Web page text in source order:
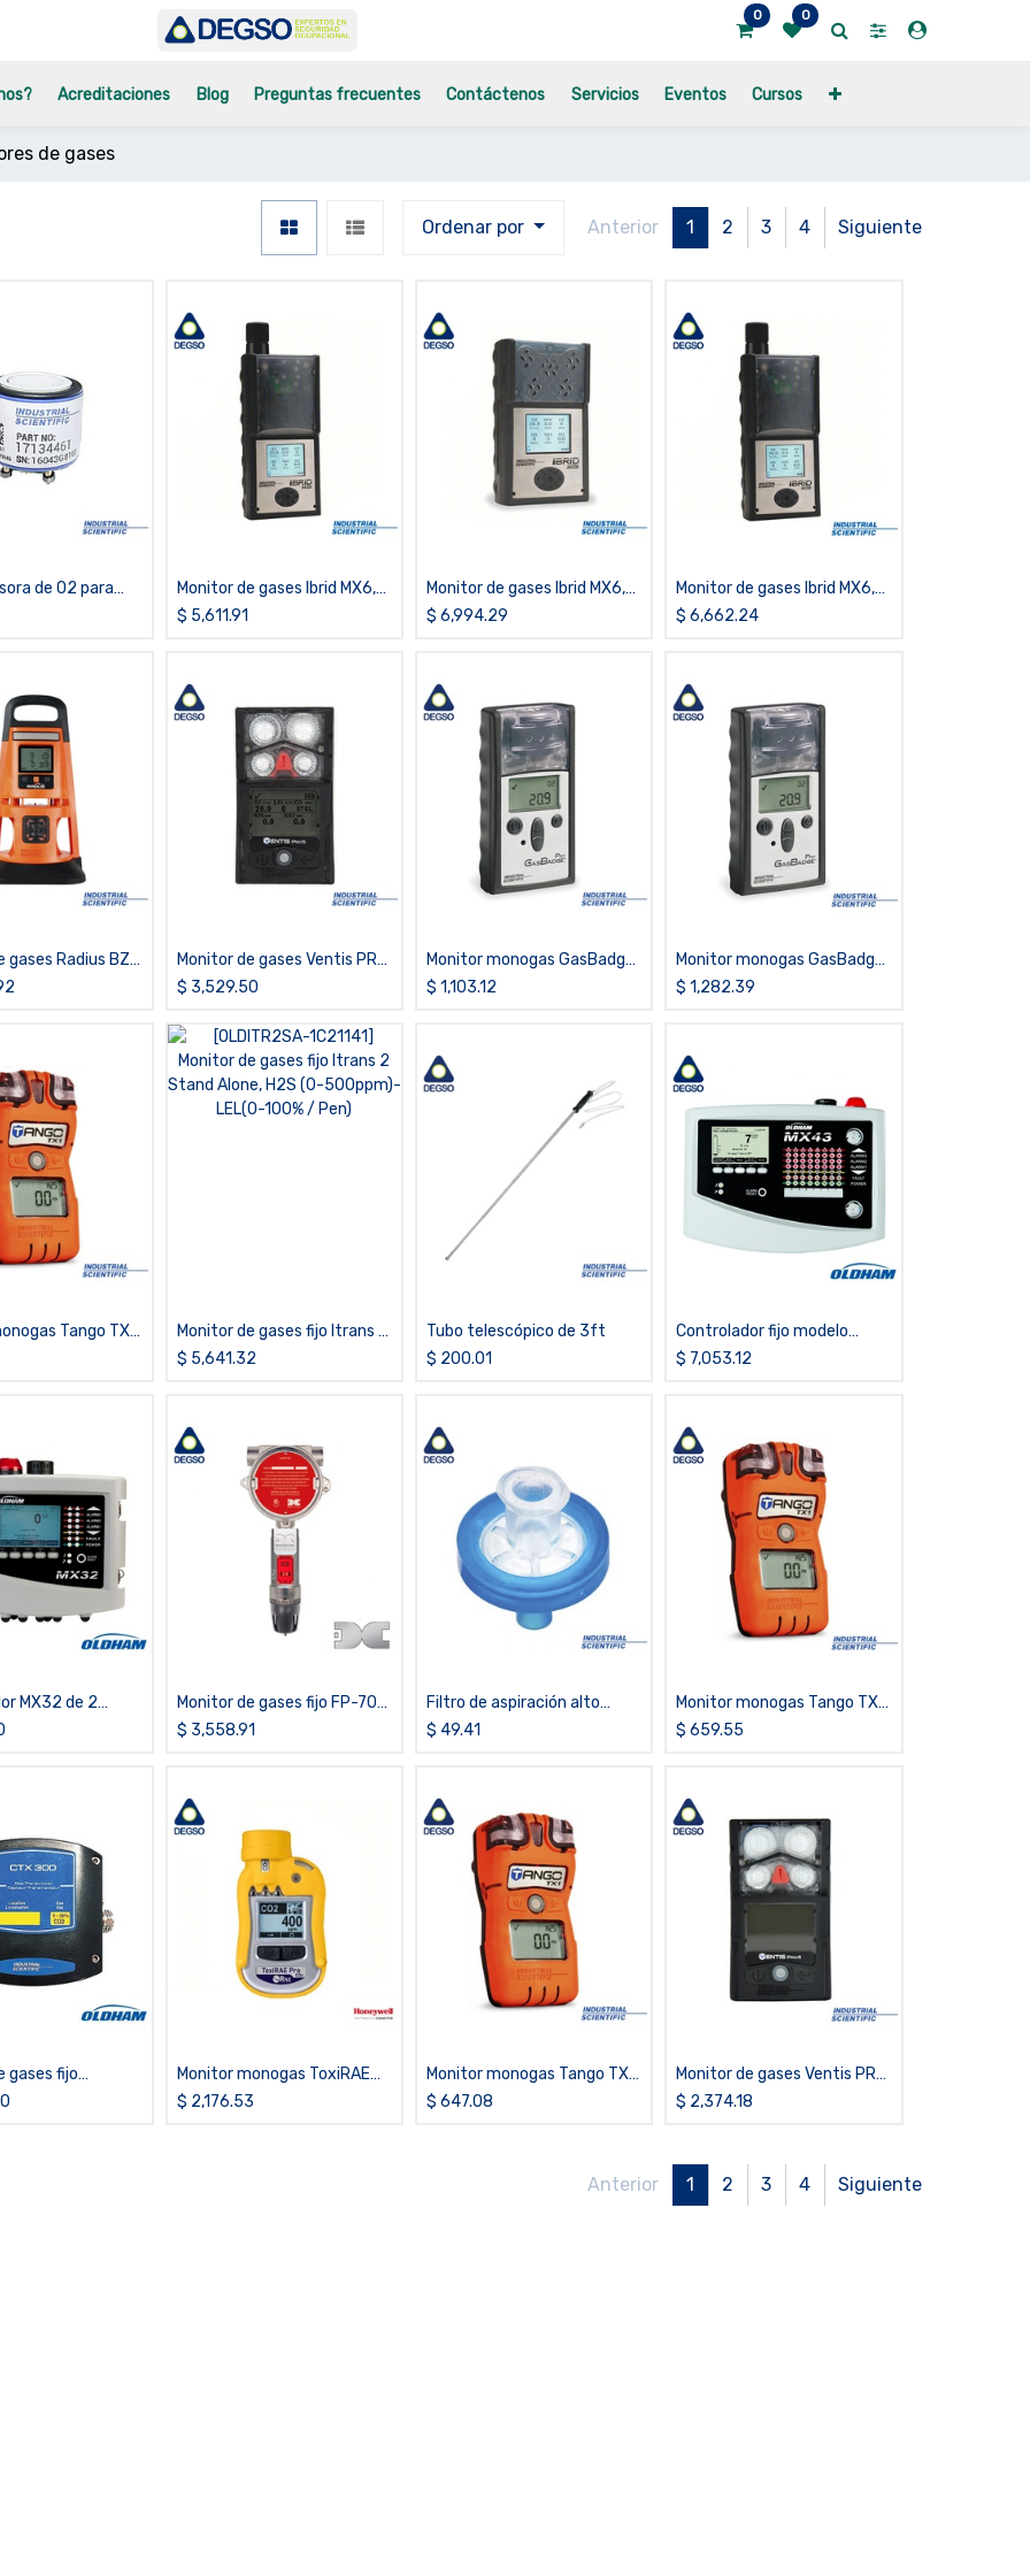
0 0
Acreditaciones Blog Preguntas frecuentes Contáctenos Servicios Eventos Cursos
de gases
Anterior 1 2 3 4 Siguiente
Ordenar por
de O2 para
Monitor de gases Ibrid MX6,
LEL y CO2, con bomba
$ 5,611.91
Monitor de gases Ibrid MX6,
LEL, COSH, SO2, O2, PID,
$ 6,994.29
Monitor de gases Ibrid MX6,
LEL,NH3,O2,PID, con bomba
$ 6,662.24
gases Radius BZ1,
difusión
Monitor de gases Ventis PRO
5, CO/H2S,LEL, O2 y Cl2,
$ 3,529.50
Monitor monogas GasBadge
PRO de CO
$ 1,103.12
Monitor monogas GasBadge
PRO de O2
$ 1,282.39
Tango TX1
Monitor de gases fijo Itrans 2
Stand Alone, H2S (0-
$ 5,641.32
Tubo telescópico de 3ft
$ 200.01
Controlador fijo modelo
MX43, montaje en pared
$ 7,053.12
MX32 de 2
Digital),
Monitor de gases fijo FP-700
con sensor de LEL Catalítico
$ 3,558.91
Filtro de aspiración alto
desempeño (paquete)
$ 49.41
Monitor monogas Tango TX1
de H2S
$ 659.55
gases fijo
pantalla, NH3
Monitor monogas ToxiRAE
Pro CO2
$ 2,176.53
Monitor monogas Tango TX1
de CO
$ 647.08
Monitor de gases Ventis PRO
5, H2S,LEL,CO,O2, difusión,
$ 2,374.18
Anterior 1 2 3 4 Siguiente